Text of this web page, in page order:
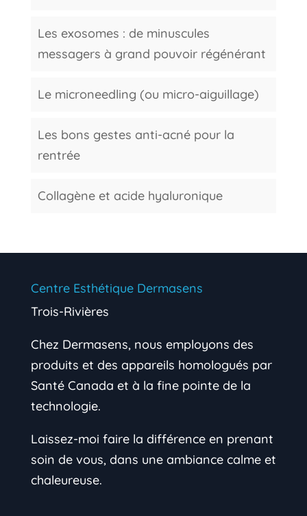
Les exosomes : de minuscules
messagers à grand pouvoir régénérant
Le microneedling (ou micro-aiguillage)
Les bons gestes anti-acné pour la
rentrée
Collagène et acide hyaluronique
Centre Esthétique Dermasens
Trois-Rivières
Chez Dermasens, nous employons des
produits et des appareils homologués par
Santé Canada et à la fine pointe de la
technologie.
Laissez-moi faire la différence en prenant
soin de vous, dans une ambiance calme et
chaleureuse.